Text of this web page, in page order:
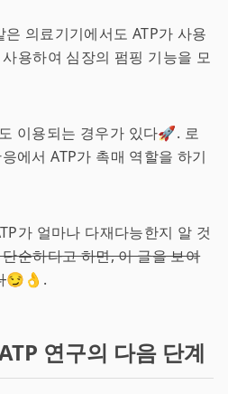
의료기기에서도 ATP가 사용
용하여 심장의 펌핑 기능을 모
이용되는 경우가 있다🚀. 로
에서 ATP가 촉매 역할을 하기
가 얼마나 다재다능한지 알 것
순하다고 하면, 이 글을 보여
😏👌.
연구의 다음 단계